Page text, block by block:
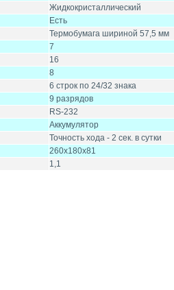
Жидкокристаллический
Есть
Термобумага шириной 57,5 мм
7
16
8
6 строк по 24/32 знака
9 разрядов
RS-232
Аккумулятор
Точность хода - 2 сек. в сутки
260х180х81
1,1